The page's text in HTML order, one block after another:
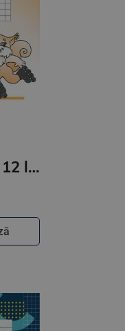
Burtnīca 1.kl. 12 lapas lielrūtiņu